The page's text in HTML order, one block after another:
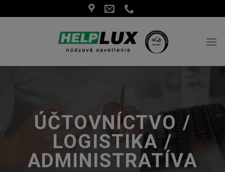
to
ÚČTOVNÍCTVO /
LOGISTIKA /
ADMINISTRATÍVA